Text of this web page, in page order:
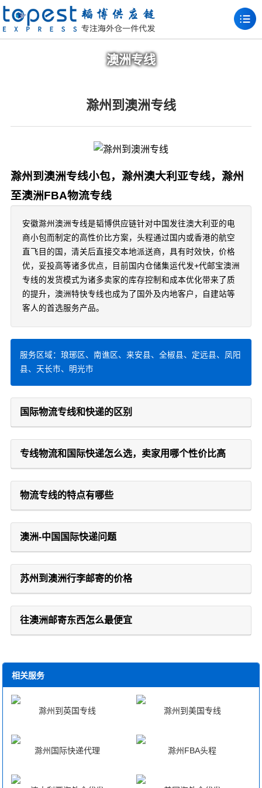
澳洲专线
滁州到澳洲专线
滁州到澳洲专线小包，滁州澳大利亚专线，滁州
至澳洲FBA物流专线
安徽滁州澳洲专线是韬博供应链针对中国发往澳大利亚的电
商小包而制定的高性价比方案，头程通过国内或香港的航空
直飞目的国，清关后直接交本地派送商，具有时效快，价格
优，妥投高等诸多优点，目前国内仓储集运代发+代邮宝澳洲
专线的发货模式为诸多卖家的库存控制和成本优化带来了质
的提升，澳洲特快专线也成为了国外及内地客户，自建站等
客人的首选服务产品。
服务区域：琅琊区、南谯区、来安县、全椒县、定远县、凤阳
县、天长市、明光市
国际物流专线和快递的区别
专线物流和国际快递怎么选，卖家用哪个性价比高
物流专线的特点有哪些
澳洲-中国国际快递问题
苏州到澳洲行李邮寄的价格
往澳洲邮寄东西怎么最便宜
相关服务
滁州到英国专线 滁州到美国专线
滁州国际快递代理 滁州FBA头程